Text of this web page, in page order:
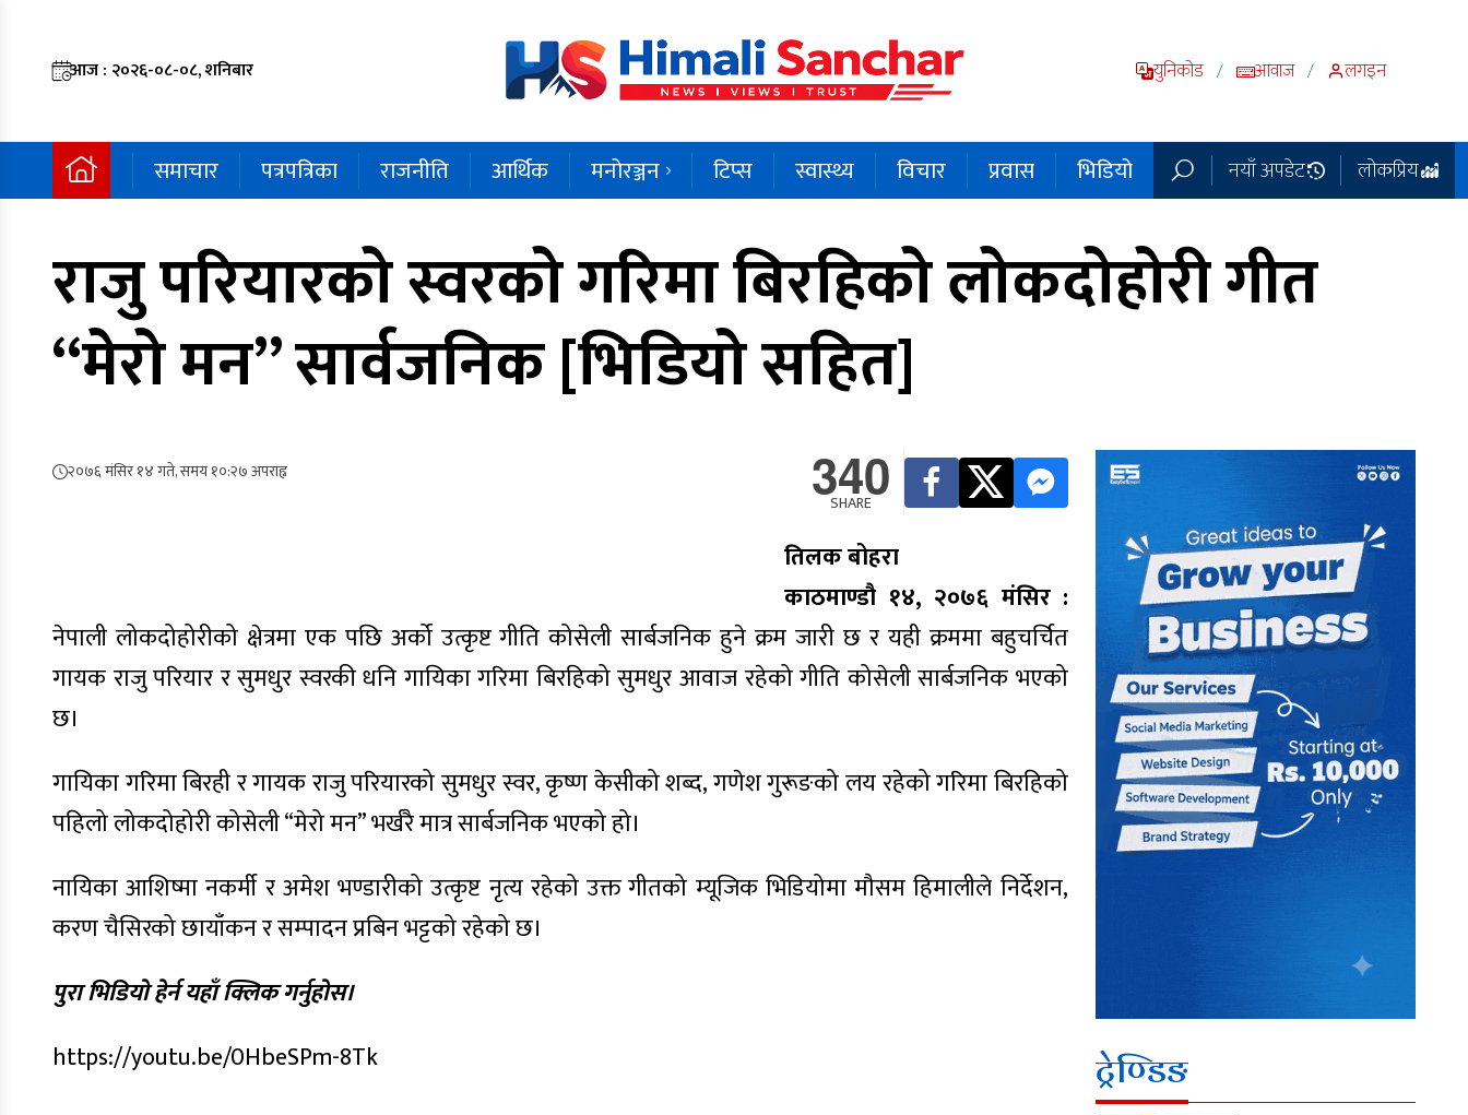
आज : २०२६-०८-०८, शनिबार युनिकोड / आवाज / लगइन
समाचार पत्रपत्रिका राजनीति आर्थिक मनोरञ्जन टिप्स स्वास्थ्य विचार प्रवास भिडियो नयाँ अपडेट लोकप्रिय
राजु परियारको स्वरको गरिमा बिरहिको लोकदोहोरी गीत
“मेरो मन” सार्वजनिक [भिडियो सहित]
२०७६ मंसिर १४ गते, समय १०:२७ अपराह्न 340
SHARE
तिलक बोहरा
काठमाण्डौ १४, २०७६ मंसिर :
नेपाली लोकदोहोरीको क्षेत्रमा एक पछि अर्को उत्कृष्ट गीति कोसेली सार्बजनिक हुने क्रम जारी छ र यही क्रममा बहुचर्चित
गायक राजु परियार र सुमधुर स्वरकी धनि गायिका गरिमा बिरहिको सुमधुर आवाज रहेको गीति कोसेली सार्बजनिक भएको
छ।
गायिका गरिमा बिरही र गायक राजु परियारको सुमधुर स्वर, कृष्ण केसीको शब्द, गणेश गुरूङको लय रहेको गरिमा बिरहिको
पहिलो लोकदोहोरी कोसेली “मेरो मन” भर्खरै मात्र सार्बजनिक भएको हो।
नायिका आशिष्मा नकर्मी र अमेश भण्डारीको उत्कृष्ट नृत्य रहेको उक्त गीतको म्यूजिक भिडियोमा मौसम हिमालीले निर्देशन,
करण चैसिरको छायाँकन र सम्पादन प्रबिन भट्टको रहेको छ।
पुरा भिडियो हेर्न यहाँ क्लिक गर्नुहोस।
https://youtu.be/0HbeSPm-8Tk
ट्रेण्डिङ